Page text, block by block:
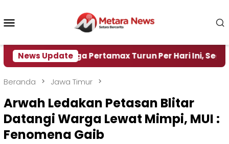
konten
News Update
Harga Pertamax Turun Per Hari Ini, Segini
Beranda Jawa Timur
Arwah Ledakan Petasan Blitar
Datangi Warga Lewat Mimpi, MUI :
Fenomena Gaib